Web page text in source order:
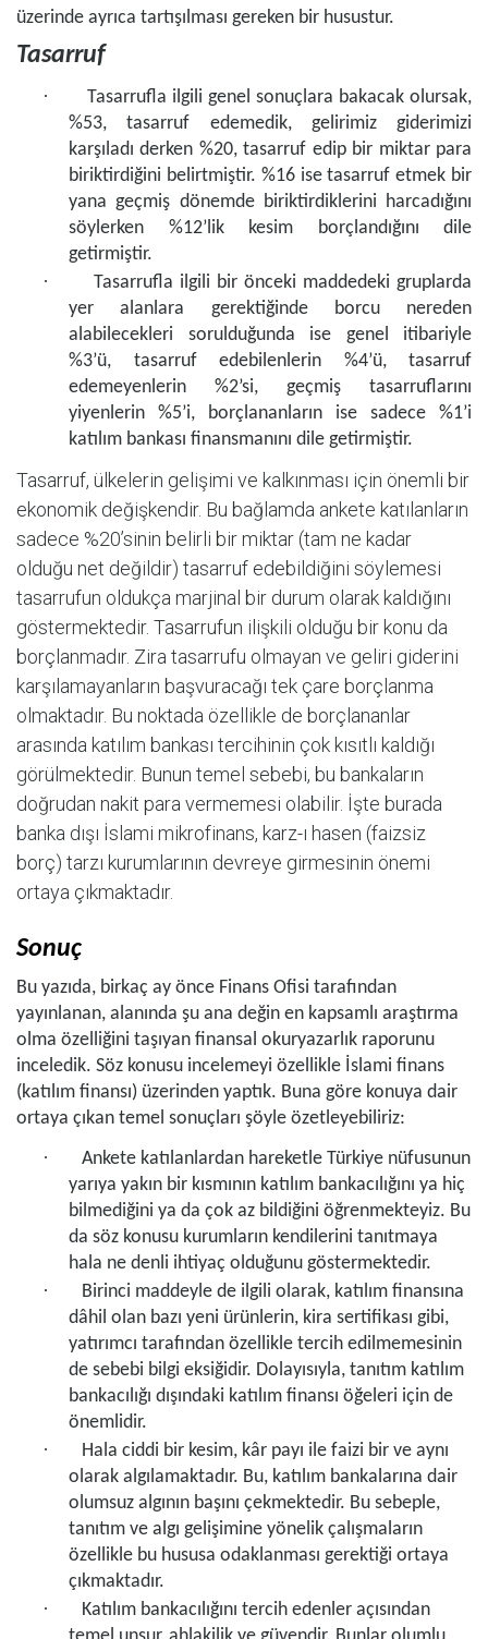
üzerinde ayrıca tartışılması gereken bir husustur.
Tasarruf
·
Tasarrufla ilgili genel sonuçlara bakacak olursak,
%53, tasarruf edemedik, gelirimiz giderimizi
karşıladı derken %20, tasarruf edip bir miktar para
biriktirdiğini belirtmiştir. %16 ise tasarruf etmek bir
yana geçmiş dönemde biriktirdiklerini harcadığını
söylerken %12’lik kesim borçlandığını dile
getirmiştir.
·
Tasarrufla ilgili bir önceki maddedeki gruplarda
yer alanlara gerektiğinde borcu nereden
alabilecekleri sorulduğunda ise genel itibariyle
%3’ü, tasarruf edebilenlerin %4’ü, tasarruf
edemeyenlerin %2’si, geçmiş tasarruflarını
yiyenlerin %5’i, borçlananların ise sadece %1’i
katılım bankası finansmanını dile getirmiştir.
Tasarruf, ülkelerin gelişimi ve kalkınması için önemli bir
ekonomik değişkendir. Bu bağlamda ankete katılanların
sadece %20’sinin belirli bir miktar (tam ne kadar
olduğu net değildir) tasarruf edebildiğini söylemesi
tasarrufun oldukça marjinal bir durum olarak kaldığını
göstermektedir. Tasarrufun ilişkili olduğu bir konu da
borçlanmadır. Zira tasarrufu olmayan ve geliri giderini
karşılamayanların başvuracağı tek çare borçlanma
olmaktadır. Bu noktada özellikle de borçlananlar
arasında katılım bankası tercihinin çok kısıtlı kaldığı
görülmektedir. Bunun temel sebebi, bu bankaların
doğrudan nakit para vermemesi olabilir. İşte burada
banka dışı İslami mikrofinans, karz-ı hasen (faizsiz
borç) tarzı kurumlarının devreye girmesinin önemi
ortaya çıkmaktadır.
Sonuç
Bu yazıda, birkaç ay önce Finans Ofisi tarafından
yayınlanan, alanında şu ana değin en kapsamlı araştırma
olma özelliğini taşıyan finansal okuryazarlık raporunu
inceledik. Söz konusu incelemeyi özellikle İslami finans
(katılım finansı) üzerinden yaptık. Buna göre konuya dair
ortaya çıkan temel sonuçları şöyle özetleyebiliriz:
·
Ankete katılanlardan hareketle Türkiye nüfusunun
yarıya yakın bir kısmının katılım bankacılığını ya hiç
bilmediğini ya da çok az bildiğini öğrenmekteyiz. Bu
da söz konusu kurumların kendilerini tanıtmaya
hala ne denli ihtiyaç olduğunu göstermektedir.
·
Birinci maddeyle de ilgili olarak, katılım finansına
dâhil olan bazı yeni ürünlerin, kira sertifikası gibi,
yatırımcı tarafından özellikle tercih edilmemesinin
de sebebi bilgi eksiğidir. Dolayısıyla, tanıtım katılım
bankacılığı dışındaki katılım finansı öğeleri için de
önemlidir.
·
Hala ciddi bir kesim, kâr payı ile faizi bir ve aynı
olarak algılamaktadır. Bu, katılım bankalarına dair
olumsuz algının başını çekmektedir. Bu sebeple,
tanıtım ve algı gelişimine yönelik çalışmaların
özellikle bu hususa odaklanması gerektiği ortaya
çıkmaktadır.
·
Katılım bankacılığını tercih edenler açısından